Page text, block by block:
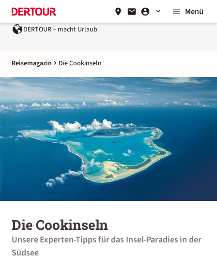
Menü
DERTOUR – macht Urlaub
Reisemagazin Die Cookinseln
Die Cookinseln
Unsere Experten-Tipps für das Insel-Paradies in der
Südsee